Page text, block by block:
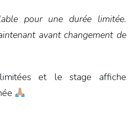
pour une durée limitée.
avant changement de
et le stage affiche